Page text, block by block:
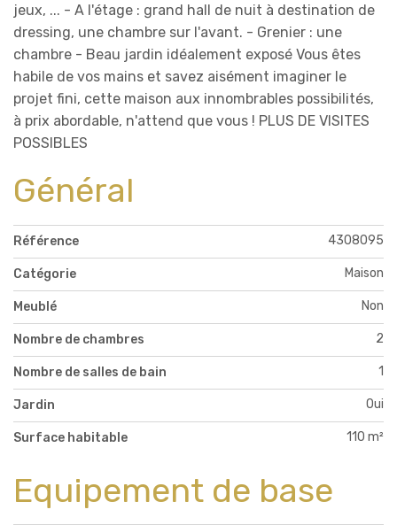
jeux, ... - A l'étage : grand hall de nuit à destination de
dressing, une chambre sur l'avant. - Grenier : une
chambre - Beau jardin idéalement exposé Vous êtes
habile de vos mains et savez aisément imaginer le
projet fini, cette maison aux innombrables possibilités,
à prix abordable, n'attend que vous ! PLUS DE VISITES
POSSIBLES
Général
Référence 4308095
Catégorie Maison
Meublé Non
Nombre de chambres 2
Nombre de salles de bain 1
Jardin Oui
Surface habitable 110 m²
Equipement de base